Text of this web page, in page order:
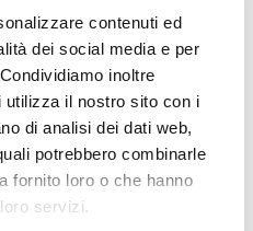
contenuti ed
dei social media e per
inoltre
utilizza il nostro sito con i
di analisi dei dati web,
potrebbero combinarle
fornito loro o che hanno
servizi.